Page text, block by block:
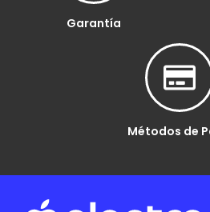
Garantía
Métodos de